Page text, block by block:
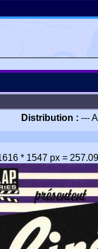
Distribution : ---
* 1547 px =